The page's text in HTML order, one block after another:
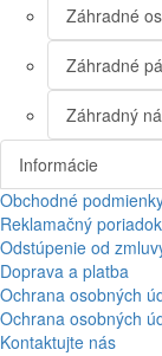
Záhradné
Záhradné
Záhradný
Informácie
Obchodné
Reklamačný poriadok
Odstúpenie od
Doprava a platba
Ochrana osobných
Ochrana osobných
Kontaktujte nás